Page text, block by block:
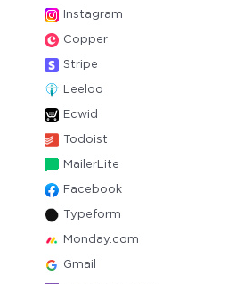
Instagram
Copper
Stripe
Leeloo
Ecwid
Todoist
MailerLite
Facebook
Typeform
Monday.com
Gmail